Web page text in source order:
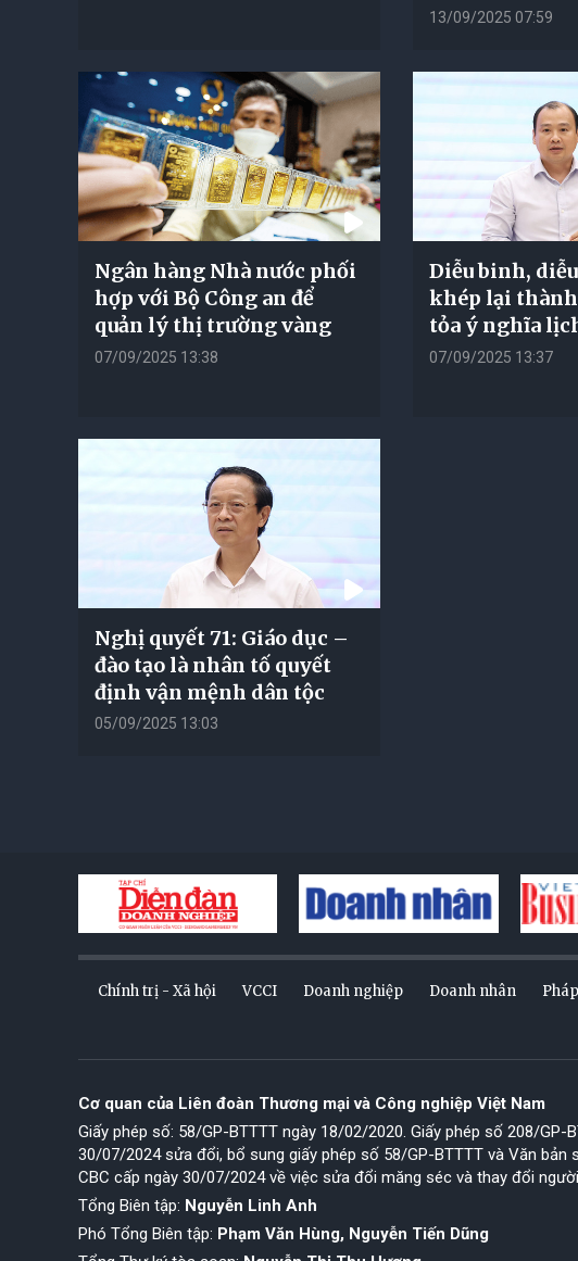
13/09/2025 07:59
Ngân hàng Nhà nước phối
hợp với Bộ Công an để
quản lý thị trường vàng
07/09/2025 13:38
Diễu binh,
khép lại
tỏa ý nghĩa
07/09/2025 13:37
Nghị quyết 71: Giáo dục –
đào tạo là nhân tố quyết
định vận mệnh dân tộc
05/09/2025 13:03
Chính trị - Xã hội VCCI Doanh nghiệp Doanh nhân
Cơ quan của Liên đoàn Thương mại và Công nghiệp Việt Nam
Giấy phép số: 58/GP-BTTTT ngày 18/02/2020. Giấy phép số 208/GP-
30/07/2024 sửa đổi, bổ sung giấy phép số 58/GP-BTTTT và Văn bản
CBC cấp ngày 30/07/2024 về việc sửa đổi măng séc và thay đổi
Tổng Biên tập: Nguyễn Linh Anh
Phó Tổng Biên tập: Phạm Văn Hùng, Nguyễn Tiến Dũng